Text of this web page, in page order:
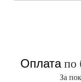
Оплатапо
За